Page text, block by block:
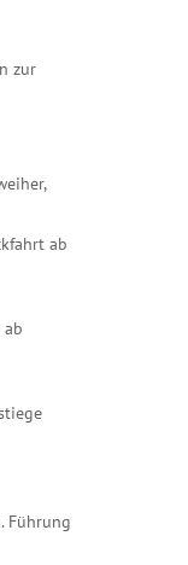
zur
ab
Führung